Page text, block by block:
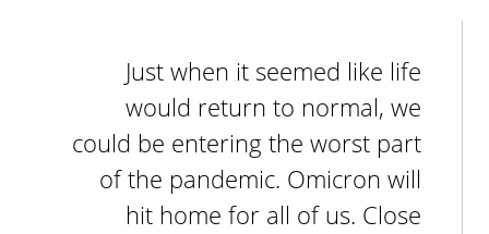
Just when it seemed like life
would return to normal, we
could be entering the worst part
of the pandemic. Omicron will
hit home for all of us. Close